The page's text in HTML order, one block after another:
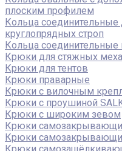
плоским профилем
Кольца соединительные
круглопрядных строп
Кольца
Крюки для стяжных
Крюки для тентов
Крюки праварные
Крюки с вилочным
Крюки с проушиной
Крюки с широким зевом
Крюки
Крюки